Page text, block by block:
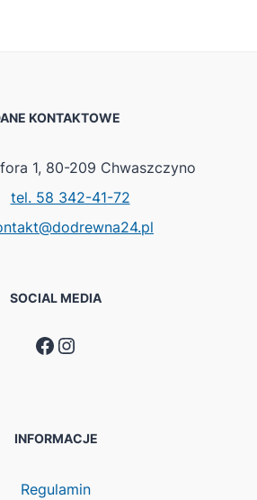
KONTAKTOWE
1, 80-209 Chwaszczyno
tel. 58 342-41-72
SOCIAL MEDIA
Facebook
Instagram
INFORMACJE
Regulamin